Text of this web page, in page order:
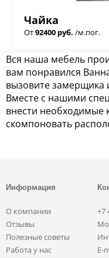
Чайка
От92400 руб. /м.пог.
Вся наша мебель
вам понравился
вызовите замерщика
Вместе с нашими
внести необходимые
скомпоновать
Информация
О компании
Отзывы
Полезные советы
Работа у нас
+7
E-